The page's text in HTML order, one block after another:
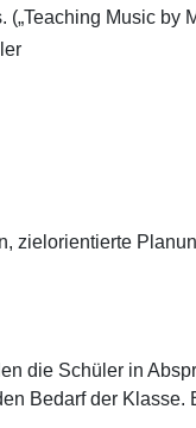
Music by
zielorientierte
die Schüler in
Bedarf der